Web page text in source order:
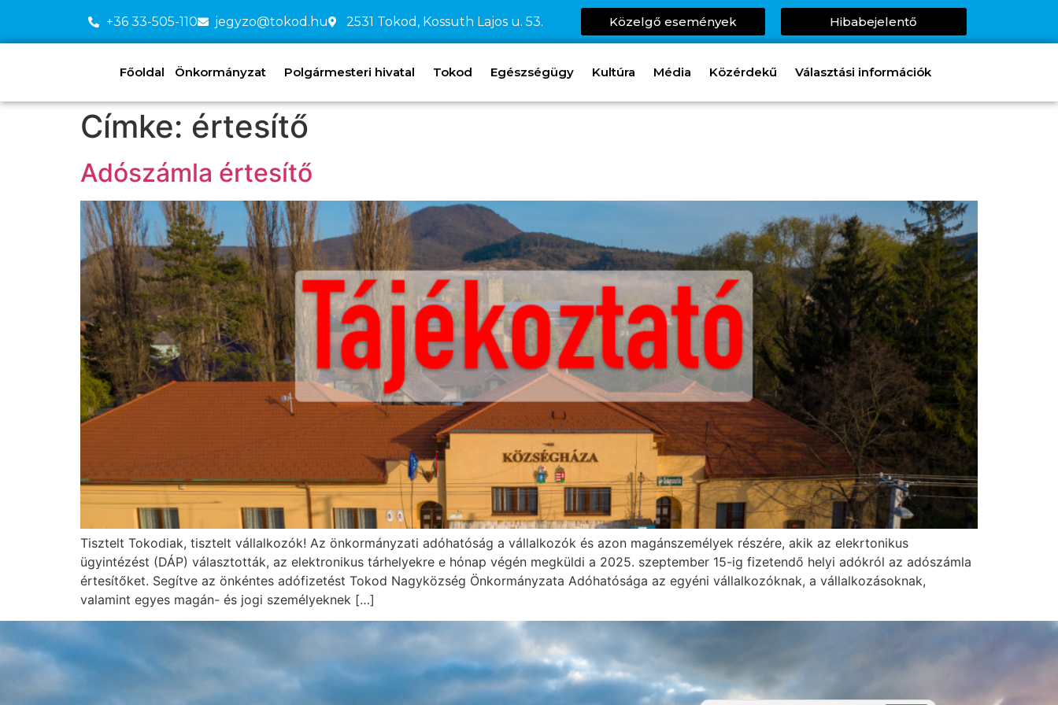
+36 33-505-110 jegyzo@tokod.hu 2531 Tokod, Kossuth Lajos u. 53. Közelgő események Hibabejelentő
Főoldal Önkormányzat Polgármesteri hivatal Tokod Egészségügy Kultúra Média Közérdekű Választási információk
Címke: értesítő
Adószámla értesítő
Tisztelt Tokodiak, tisztelt vállalkozók! Az önkormányzati adóhatóság a vállalkozók és azon magánszemélyek részére, akik az elekrtonikus
ügyintézést (DÁP) választották, az elektronikus tárhelyekre e hónap végén megküldi a 2025. szeptember 15-ig fizetendő helyi adókról az adószámla
értesítőket. Segítve az önkéntes adófizetést Tokod Nagyközség Önkormányzata Adóhatósága az egyéni vállalkozóknak, a vállalkozásoknak,
valamint egyes magán- és jogi személyeknek […]